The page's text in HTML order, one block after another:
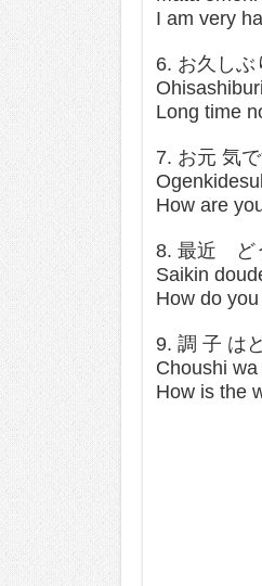
I am very
6. お久しぶ
Long time
7. お元 気
How are
8. 最近 ど
Saikin
How do
9. 調 子 は
Choushi
How is the